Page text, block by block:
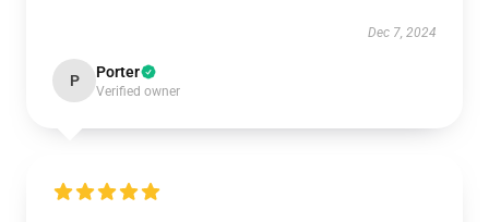
Dec 7, 2024
P Porter
Verified owner